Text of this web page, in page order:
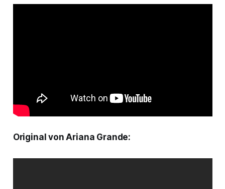
Original von Ariana Grande: